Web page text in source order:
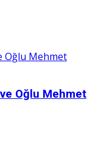
Oğlu Mehmet